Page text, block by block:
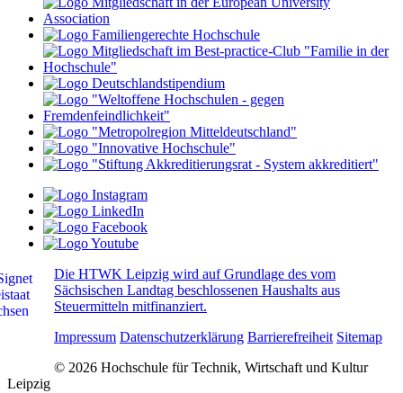
Die HTWK Leipzig wird auf Grundlage des vom
Sächsischen Landtag beschlossenen Haushalts aus
Steuermitteln mitfinanziert.
Impressum Datenschutzerklärung Barrierefreiheit Sitemap
© 2026 Hochschule für Technik, Wirtschaft und Kultur
Leipzig